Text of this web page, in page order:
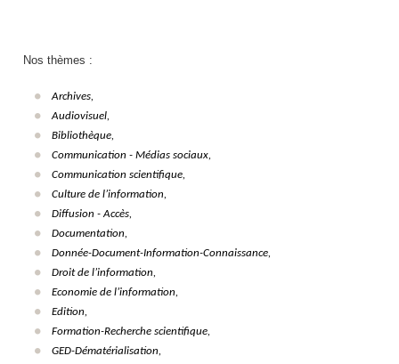
Nos thèmes :
Archives,
Audiovisuel,
Bibliothèque,
Communication - Médias sociaux,
Communication scientifique,
Culture de l’information,
Diffusion - Accès,
Documentation,
Donnée-Document-Information-Connaissance,
Droit de l’information,
Economie de l’information,
Edition,
Formation-Recherche scientifique,
GED-Dématérialisation,